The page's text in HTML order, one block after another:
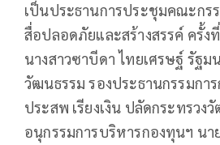
เป็นประธานการประชุมคณะก
สื่อปลอดภัยและสร้างสรรค์ ครั้ง
นางสาวซาบีดา ไทยเศรษฐ์ รัฐม
วัฒนธรรม รองประธานกรรมกา
ประสพ เรียงเงิน ปลัดกระทรวง
อนุกรรมการบริหารกองทุนฯ นา